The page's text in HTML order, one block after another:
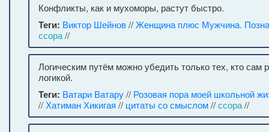
Конфликты, как и мухоморы, растут быстро.
Теги: Виктор Шейнов//Женщина плюс Мужчина.
ссора//
Логическим путём можно убедить только тех, кто сам
логикой.
Теги: Ватари Ватару// Розовая пора моей школьной
// Хатиман Хикигая // цитаты со смыслом//ссора//